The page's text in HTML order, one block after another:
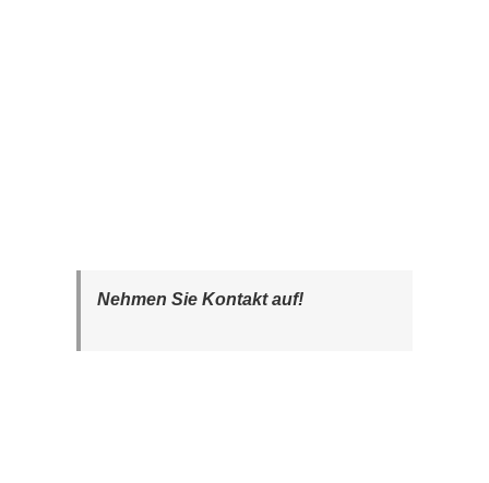
Nehmen Sie Kontakt auf!